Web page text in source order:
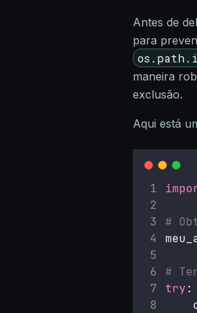
Antes de
para
maneira
exclusão.
Aqui está
#
#
try: